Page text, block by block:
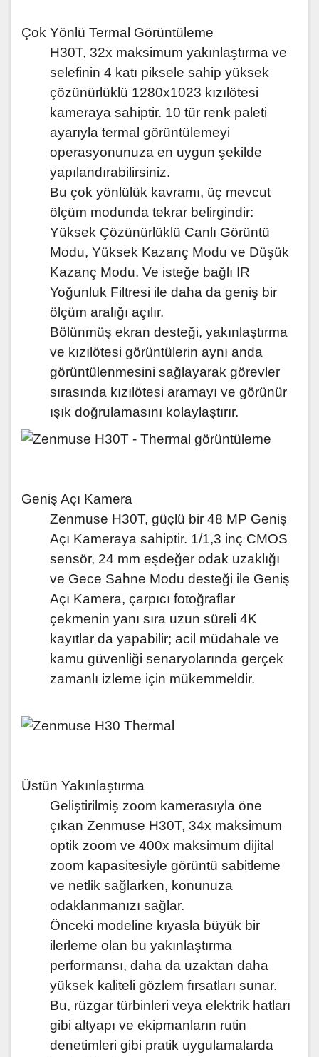
Çok Yönlü Termal Görüntüleme
H30T, 32x maksimum yakınlaştırma ve
selefinin 4 katı piksele sahip yüksek
çözünürlüklü 1280x1023 kızılötesi
kameraya sahiptir. 10 tür renk paleti
ayarıyla termal görüntülemeyi
operasyonunuza en uygun şekilde
yapılandırabilirsiniz.
Bu çok yönlülük kavramı, üç mevcut
ölçüm modunda tekrar belirgindir:
Yüksek Çözünürlüklü Canlı Görüntü
Modu, Yüksek Kazanç Modu ve Düşük
Kazanç Modu. Ve isteğe bağlı IR
Yoğunluk Filtresi ile daha da geniş bir
ölçüm aralığı açılır.
Bölünmüş ekran desteği, yakınlaştırma
ve kızılötesi görüntülerin aynı anda
görüntülenmesini sağlayarak görevler
sırasında kızılötesi aramayı ve görünür
ışık doğrulamasını kolaylaştırır.
Geniş Açı Kamera
Zenmuse H30T, güçlü bir 48 MP Geniş
Açı Kameraya sahiptir. 1/1,3 inç CMOS
sensör, 24 mm eşdeğer odak uzaklığı
ve Gece Sahne Modu desteği ile Geniş
Açı Kamera, çarpıcı fotoğraflar
çekmenin yanı sıra uzun süreli 4K
kayıtlar da yapabilir; acil müdahale ve
kamu güvenliği senaryolarında gerçek
zamanlı izleme için mükemmeldir.
Üstün Yakınlaştırma
Geliştirilmiş zoom kamerasıyla öne
çıkan Zenmuse H30T, 34x maksimum
optik zoom ve 400x maksimum dijital
zoom kapasitesiyle görüntü sabitleme
ve netlik sağlarken, konunuza
odaklanmanızı sağlar.
Önceki modeline kıyasla büyük bir
ilerleme olan bu yakınlaştırma
performansı, daha da uzaktan daha
yüksek kaliteli gözlem fırsatları sunar.
Bu, rüzgar türbinleri veya elektrik hatları
gibi altyapı ve ekipmanların rutin
denetimleri gibi pratik uygulamalarda